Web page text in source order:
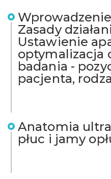
Zasady
Ustawienie
optymalizacja
badania -
pacjenta,
Anatomia
płuc i jamy